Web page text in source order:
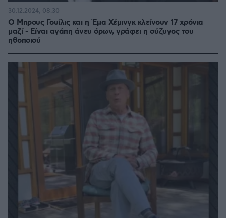
Ο Μπρους Γουίλις και η Έμα Χέμινγκ κλείνουν 17 χρόνια
μαζί - Είναι αγάπη άνευ όρων, γράφει η σύζυγος του
ηθοποιού
30.12.2024, 08:30